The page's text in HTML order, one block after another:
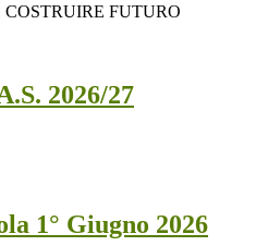
FUTURO
2026/27
1° Giugno 2026